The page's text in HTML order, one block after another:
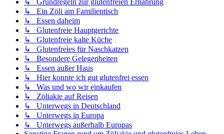
↳ Grundregeln zur glutenfreien Ernährung
↳ Ein Zöli am Familientisch
↳ Essen daheim
↳ Glutenfreie Hauptgerichte
↳ Glutenfreie kalte Küche
↳ Glutenfreies für Naschkatzen
↳ Besondere Gelegenheiten
↳ Essen außer Haus
↳ Hier konnte ich gut glutenfrei essen
↳ Was und wo wir einkaufen
↳ Zöliakie auf Reisen
↳ Unterwegs in Deutschland
↳ Unterwegs in Europa
↳ Unterwegs außerhalb Europas